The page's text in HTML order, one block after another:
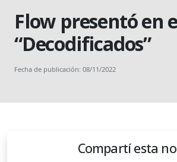
Flow presentó en
“Decodificados”
Fecha de publicación: 08/11/2022
Compartí esta